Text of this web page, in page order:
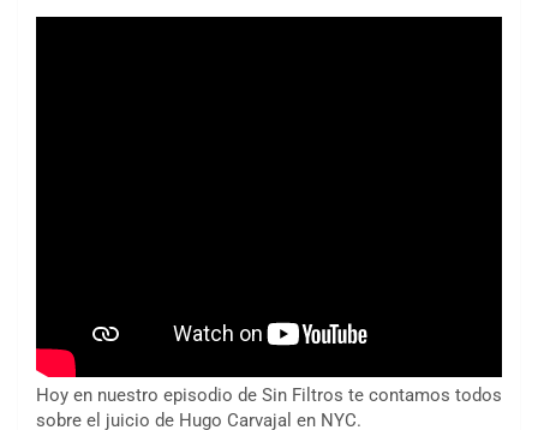
Hoy en nuestro episodio de Sin Filtros te contamos todos
sobre el juicio de Hugo Carvajal en NYC.